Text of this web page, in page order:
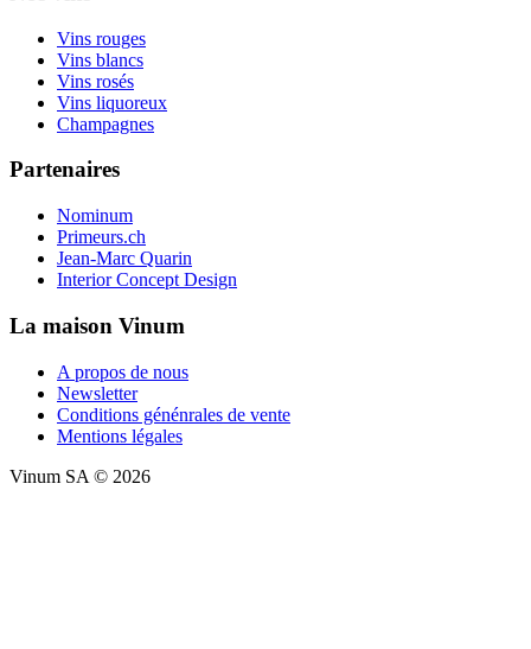
Vins rouges
Vins blancs
Vins rosés
Vins liquoreux
Champagnes
Partenaires
Nominum
Primeurs.ch
Jean-Marc Quarin
Interior Concept Design
La maison Vinum
A propos de nous
Newsletter
Conditions génénrales de vente
Mentions légales
Vinum SA © 2026